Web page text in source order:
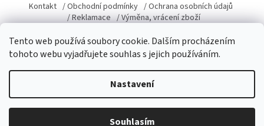
Tento web používá soubory cookie. Dalším procházením
tohoto webu vyjadřujete souhlas s jejich používáním.
Nastavení
Souhlasím
p
a
Kontakt / Obchodní podmínky / Ochrana osobních údajů
/ Reklamace / Výměna, vrácení zboží
Copyright 2026Domacky.cz. Všechna práva vyhrazena.Upravit
nastavení cookies